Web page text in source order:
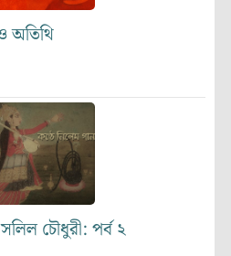
অতিথি
চৌধুরী: পর্ব ২